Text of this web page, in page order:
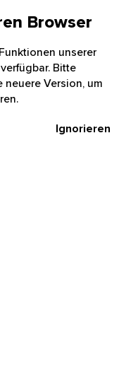
Browser
unserer
Bitte
neuere Version, um
Ignorieren